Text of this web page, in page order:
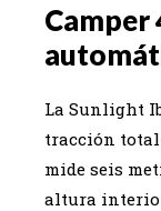
Camper
La Sunlight
tracción total
mide seis
altura interior